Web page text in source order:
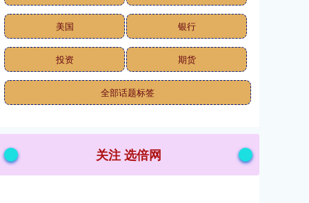
美国 银行
投资 期货
全部话题标签
关注 选倍网